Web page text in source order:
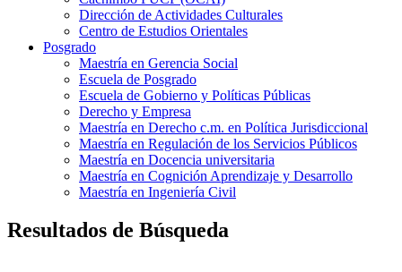
Dirección de Actividades Culturales
Centro de Estudios Orientales
Posgrado
Maestría en Gerencia Social
Escuela de Posgrado
Escuela de Gobierno y Políticas Públicas
Derecho y Empresa
Maestría en Derecho c.m. en Política Jurisdiccional
Maestría en Regulación de los Servicios Públicos
Maestría en Docencia universitaria
Maestría en Cognición Aprendizaje y Desarrollo
Maestría en Ingeniería Civil
Resultados de Búsqueda